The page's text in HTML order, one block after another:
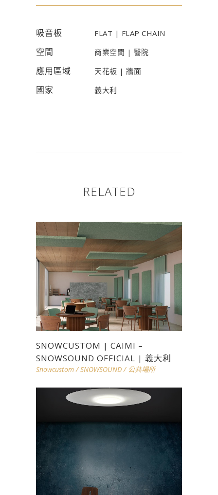
吸音板 FLAT | FLAP CHAIN
空間 商業空間 | 醫院
應用區域 天花板 | 牆面
國家 義大利
RELATED
SNOWCUSTOM | CAIMI –
SNOWSOUND OFFICIAL | 義大利
Snowcustom /SNOWSOUND / 公共場所